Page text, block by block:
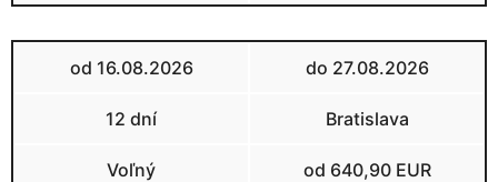
od 16.08.2026 do 27.08.2026
12 dní Bratislava
Voľný od 640,90 EUR